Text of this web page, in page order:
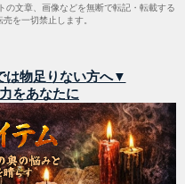
文章、画像などを無断で転記・転載する
を一切禁止します。
は物足りない方へ▼
をあなたに